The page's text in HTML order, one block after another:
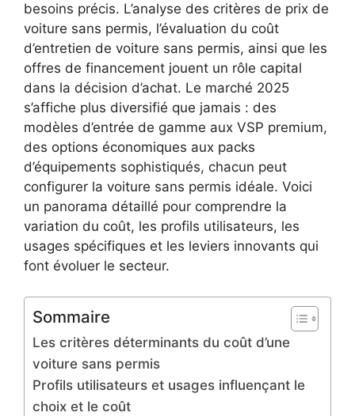
besoins précis. L’analyse des critères de prix de
voiture sans permis, l’évaluation du coût
d’entretien de voiture sans permis, ainsi que les
offres de financement jouent un rôle capital
dans la décision d’achat. Le marché 2025
s’affiche plus diversifié que jamais : des
modèles d’entrée de gamme aux VSP premium,
des options économiques aux packs
d’équipements sophistiqués, chacun peut
configurer la voiture sans permis idéale. Voici
un panorama détaillé pour comprendre la
variation du coût, les profils utilisateurs, les
usages spécifiques et les leviers innovants qui
font évoluer le secteur.
Sommaire
Les critères déterminants du coût d’une
voiture sans permis
Profils utilisateurs et usages influençant le
choix et le coût